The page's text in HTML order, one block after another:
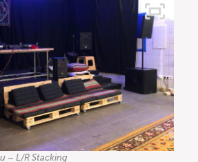
– L/R Stacking